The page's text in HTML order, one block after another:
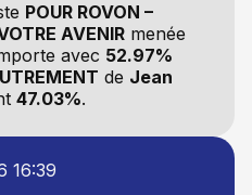
POUR ROVON –
AVENIRmenée
avec 52.97%
de Jean
47.03%.
16:39